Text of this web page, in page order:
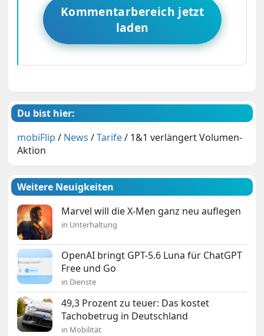
Kommentarbereich jetzt
laden
Du bist hier:
mobiFlip / News /Tarife/ 1&1 verlängert Volumen-
Aktion
Weitere Neuigkeiten
Marvel will die X-Men ganz neu auflegen
in Unterhaltung
OpenAI bringt GPT-5.6 Luna für ChatGPT
Free und Go
in Dienste
49,3 Prozent zu teuer: Das kostet
Tachobetrug in Deutschland
in Mobilität